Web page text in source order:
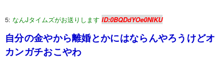
5: なんJタイムズがお送りします ID:0BQDdYOe0NIKU
自分の金やから離婚とかにはならんやろうけどオ
カンガチおこやわ